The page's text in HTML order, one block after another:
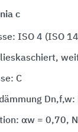
c
ISO 4 (ISO
C
Dn,f,w:
αw = 0,70,